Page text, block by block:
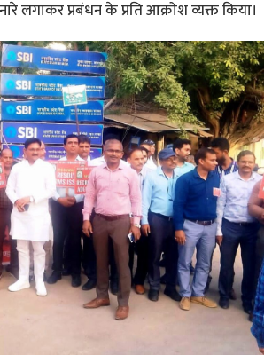
प्रबंधन के प्रति आक्रोश व्यक्त किया।